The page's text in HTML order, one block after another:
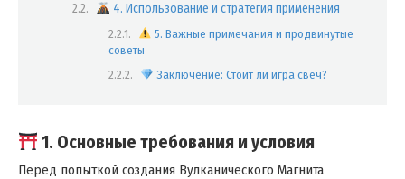
4. Использование и стратегия применения
5. Важные примечания и продвинутые
советы
Заключение: Стоит ли игра свеч?
1. Основные требования и условия
Перед попыткой создания Вулканического Магнита